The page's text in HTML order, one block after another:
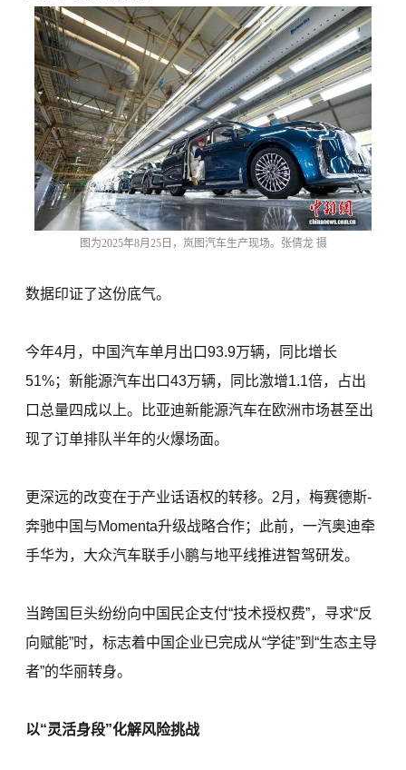
图为2025年8月25日，岚图汽车生产现场。张倩龙 摄
数据印证了这份底气。
今年4月，中国汽车单月出口93.9万辆，同比增长
51%；新能源汽车出口43万辆，同比激增1.1倍，占出
口总量四成以上。比亚迪新能源汽车在欧洲市场甚至出
现了订单排队半年的火爆场面。
更深远的改变在于产业话语权的转移。2月，梅赛德斯-
奔驰中国与Momenta升级战略合作；此前，一汽奥迪牵
手华为，大众汽车联手小鹏与地平线推进智驾研发。
当跨国巨头纷纷向中国民企支付“技术授权费”，寻求“反
向赋能”时，标志着中国企业已完成从“学徒”到“生态主导
者”的华丽转身。
以“灵活身段”化解风险挑战